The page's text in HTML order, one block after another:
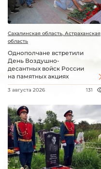
Сахалинская область, Астраханская
область
Однополчане встретили
День Воздушно-
десантных войск России
на памятных акциях
3 августа 2026 131